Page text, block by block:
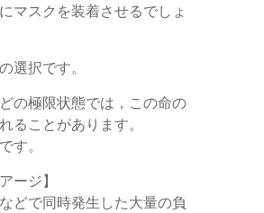
マスクを装着させるでしょ
選択です。
の極限状態では，この命の
ることがあります。
す。
ージ】
どで同時発生した大量の負